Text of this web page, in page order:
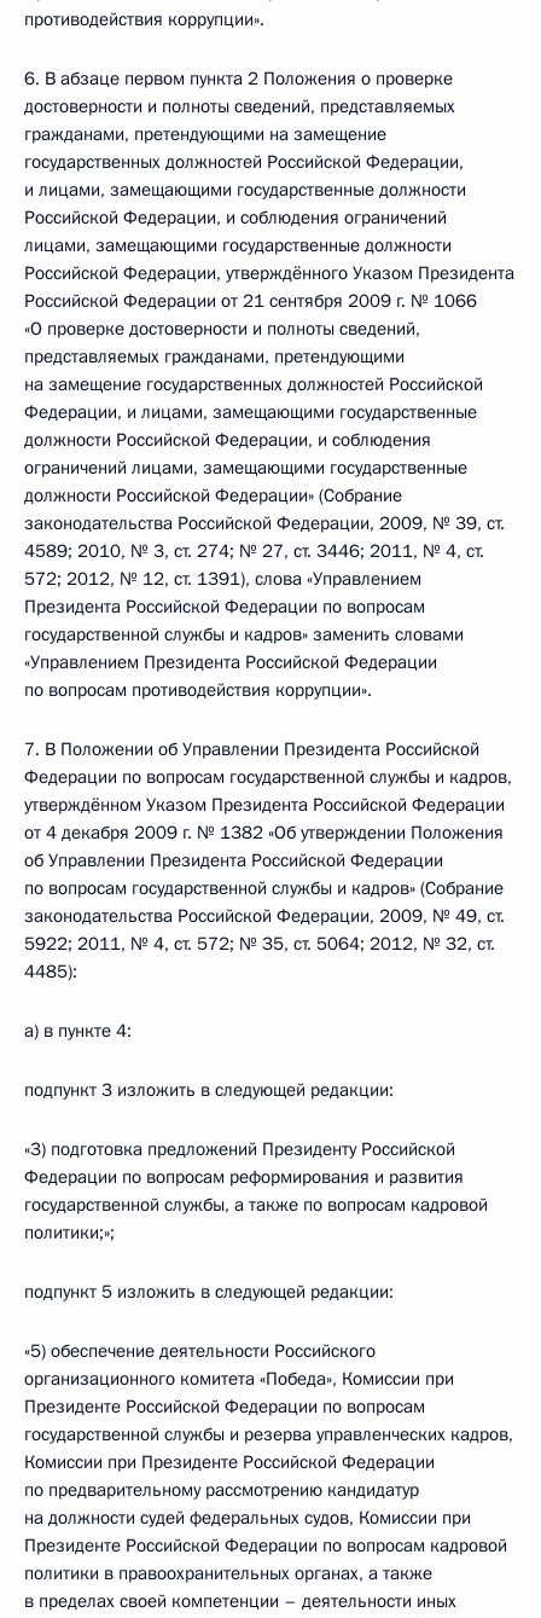
противодействия коррупции».
6. В абзаце первом пункта 2 Положения о проверке
достоверности и полноты сведений, представляемых
гражданами, претендующими на замещение
государственных должностей Российской Федерации,
и лицами, замещающими государственные должности
Российской Федерации, и соблюдения ограничений
лицами, замещающими государственные должности
Российской Федерации, утверждённого Указом Президента
Российской Федерации от 21 сентября 2009 г. № 1066
«О проверке достоверности и полноты сведений,
представляемых гражданами, претендующими
на замещение государственных должностей Российской
Федерации, и лицами, замещающими государственные
должности Российской Федерации, и соблюдения
ограничений лицами, замещающими государственные
должности Российской Федерации» (Собрание
законодательства Российской Федерации, 2009, № 39, ст.
4589; 2010, № 3, ст. 274; № 27, ст. 3446; 2011, № 4, ст.
572; 2012, № 12, ст. 1391), слова «Управлением
Президента Российской Федерации по вопросам
государственной службы и кадров» заменить словами
«Управлением Президента Российской Федерации
по вопросам противодействия коррупции».
7. В Положении об Управлении Президента Российской
Федерации по вопросам государственной службы и кадров,
утверждённом Указом Президента Российской Федерации
от 4 декабря 2009 г. № 1382 «Об утверждении Положения
об Управлении Президента Российской Федерации
по вопросам государственной службы и кадров» (Собрание
законодательства Российской Федерации, 2009, № 49, ст.
5922; 2011, № 4, ст. 572; № 35, ст. 5064; 2012, № 32, ст.
4485):
а) в пункте 4:
подпункт 3 изложить в следующей редакции:
«3) подготовка предложений Президенту Российской
Федерации по вопросам реформирования и развития
государственной службы, а также по вопросам кадровой
политики;»;
подпункт 5 изложить в следующей редакции:
«5) обеспечение деятельности Российского
организационного комитета «Победа», Комиссии при
Президенте Российской Федерации по вопросам
государственной службы и резерва управленческих кадров,
Комиссии при Президенте Российской Федерации
по предварительному рассмотрению кандидатур
на должности судей федеральных судов, Комиссии при
Президенте Российской Федерации по вопросам кадровой
политики в правоохранительных органах, а также
в пределах своей компетенции – деятельности иных